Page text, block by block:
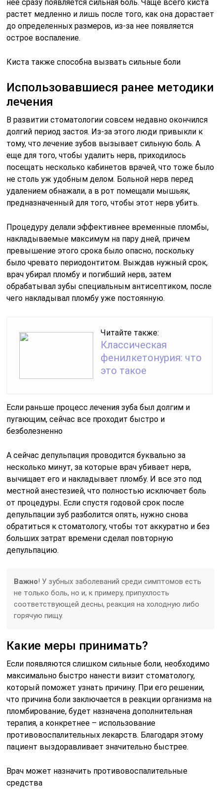
нее сразу появляется сильная боль. Чаще всего киста
растет медленно и лишь после того, как она дорастает
до определенных размеров, из-за нее появляется
острое воспаление.
Киста также способна вызвать сильные боли
Использовавшиеся ранее методики
лечения
В развитии стоматологии совсем недавно окончился
долгий период застоя. Из-за этого люди привыкли к
тому, что лечение зубов вызывает сильную боль. А
еще для того, чтобы удалить нерв, приходилось
посещать несколько кабинетов врачей, что тоже было
не столь уж удобным делом. Больной нерв перед
удалением обнажали, а в рот помещали мышьяк,
предназначенный для того, чтобы этот нерв убить.
Процедуру делали эффективнее временные пломбы,
накладываемые максимум на пару дней, причем
превышение этого срока было опасно, поскольку
было чревато периодонтитом. Выждав нужный срок,
врач убирал пломбу и погибший нерв, затем
обрабатывал зубы специальным антисептиком, после
чего накладывал пломбу уже постоянную.
Читайте также:
Классическая
фенилкетонурия: что
это такое
Если раньше процесс лечения зуба был долгим и
пугающим, сейчас все проходит быстро и
безболезненно
А сейчас депульпация проводится буквально за
несколько минут, за которые врач убивает нерв,
вычищает его и накладывает пломбу. И все это под
местной анестезией, что полностью исключает боль
от процедуры. Если спустя годовой срок после
депульпации зуб разболится опять, нужно снова
обратиться к стоматологу, чтобы тот аккуратно и без
больших затрат времени сделал повторную
депульпацию.
Важно! У зубных заболеваний среди симптомов есть
не только боль, но и, к примеру, припухлость
соответствующей десны, реакция на холодную либо
горячую пищу.
Какие меры принимать?
Если появляются слишком сильные боли, необходимо
максимально быстро нанести визит стоматологу,
который поможет узнать причину. При его решении,
что причина боли заключается в реакции организма на
пломбирование, будет назначена дополнительная
терапия, а конкретнее – использование
противовоспалительных лекарств. Благодаря этому
пациент выздоравливает значительно быстрее.
Врач может назначить противовоспалительные
средства